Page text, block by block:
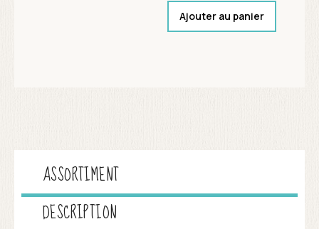
Ajouter au panier
ASSORTIMENT
DESCRIPTION